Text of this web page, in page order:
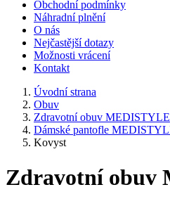
Obchodní podmínky
Náhradní plnění
O nás
Nejčastější dotazy
Možnosti vrácení
Kontakt
Úvodní strana
Obuv
Zdravotní obuv MEDISTYLE
Dámské pantofle
Kovyst
Zdravotní obuv